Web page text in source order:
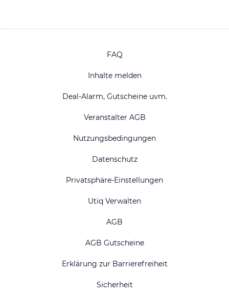
FAQ
Inhalte melden
Deal-Alarm, Gutscheine uvm.
Veranstalter AGB
Nutzungsbedingungen
Datenschutz
Privatsphäre-Einstellungen
Utiq Verwalten
AGB
AGB Gutscheine
Erklärung zur Barrierefreiheit
Sicherheit